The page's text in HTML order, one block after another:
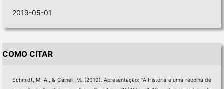
2019-05-01
COMO CITAR
Schmidt, M. A., & Caineli, M. (2019). Apresentação: “A História é uma recolha de